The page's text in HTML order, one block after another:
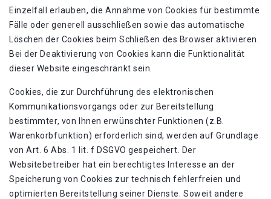
Einzelfall erlauben, die Annahme von Cookies für bestimmte
Fälle oder generell ausschließen sowie das automatische
Löschen der Cookies beim Schließen des Browser aktivieren.
Bei der Deaktivierung von Cookies kann die Funktionalität
dieser Website eingeschränkt sein.
Cookies, die zur Durchführung des elektronischen
Kommunikationsvorgangs oder zur Bereitstellung
bestimmter, von Ihnen erwünschter Funktionen (z.B.
Warenkorbfunktion) erforderlich sind, werden auf Grundlage
von Art. 6 Abs. 1 lit. f DSGVO gespeichert. Der
Websitebetreiber hat ein berechtigtes Interesse an der
Speicherung von Cookies zur technisch fehlerfreien und
optimierten Bereitstellung seiner Dienste. Soweit andere